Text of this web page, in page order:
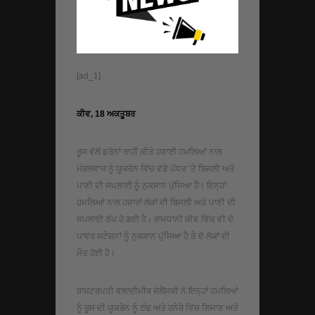
[ad_1]
ਕੀਵ, 18 ਅਕਤੂਬਰ
ਰੂਸ ਵੱਲੋਂ ਡਰੋਨਾਂ ਰਾਹੀਂ ਕੀਤੇ ਹਵਾਈ ਹਮਲਿਆਂ ਨਾਲ
ਮੰਗਲਵਾਰ ਨੂੰ ਯੂਕਰੇਨ ਵਿੱਚ ਵੱਡੇ ਪੱਧਰ ’ਤੇ ਬਿਜਲੀ ਅਤੇ
ਪਾਣੀ ਦੀ ਸਪਲਾਈ ਨੂੰ ਨੁਕਸਾਨ ਪੁੱਜਿਆ ਹੈ। ਇਨ੍ਹਾਂ
ਹਮਲਿਆਂ ਨਾਲ ਹਜ਼ਾਰਾਂ ਲੋਕਾਂ ਦੀ ਬਿਜਲੀ ਅਤੇ ਪਾਣੀ ਦੀ
ਸਪਲਾਈ ਠੱਪ ਹੋ ਗਈ ਹੈ। ਰਾਜਧਾਨੀ ਕੀਵ ਵਿੱਚ ਵੀ ਦੋ
ਪਾਵਰ ਸਟੇਸ਼ਨਾਂ ਨੂੰ ਨੁਕਸਾਨ ਪੁੱਜਿਆ ਹੈ ਤੇ ਦੋ ਲੋਕਾਂ ਦੀ
ਮੌਤ ਹੋਈ ਹੈ।
ਰਾਸ਼ਟਰਪਤੀ ਵਲਾਦੀਮੀਰ ਜ਼ੇਲੈਂਸਕੀ ਨੇ ਇਨ੍ਹਾਂ ਹਮਲਿਆਂ
ਨੂੰ ਰੂਸ ਦੀ ਯੂਕਰੇਨ ਨੂੰ ਠੰਢ ਅਤੇ ਹਨੇਰੇ ਵਿੱਚ ਲਿਜਾਣ ਅਤੇ